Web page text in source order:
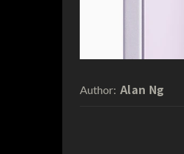
Author: Alan Ng